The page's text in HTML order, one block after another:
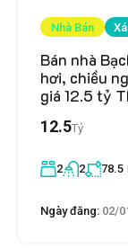
Nhà Bán
Bán nhà
hơi, chiều
giá 12.5 tỷ
12.5Tỷ
2 2 78.5
Ngày đăng: 02/